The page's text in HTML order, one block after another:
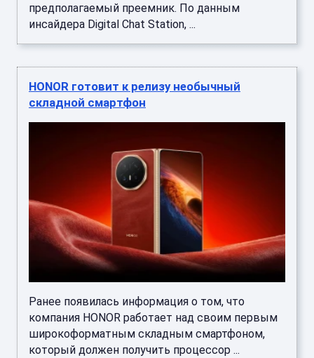
предполагаемый преемник. По данным
инсайдера Digital Chat Station, ...
HONOR готовит к релизу необычный
складной смартфон
Ранее появилась информация о том, что
компания HONOR работает над своим первым
широкоформатным складным смартфоном,
который должен получить процессор ...